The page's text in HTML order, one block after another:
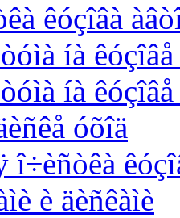
êóçîâà
íà
íà
óõîä
î÷èñòêà
è äèñêàìè